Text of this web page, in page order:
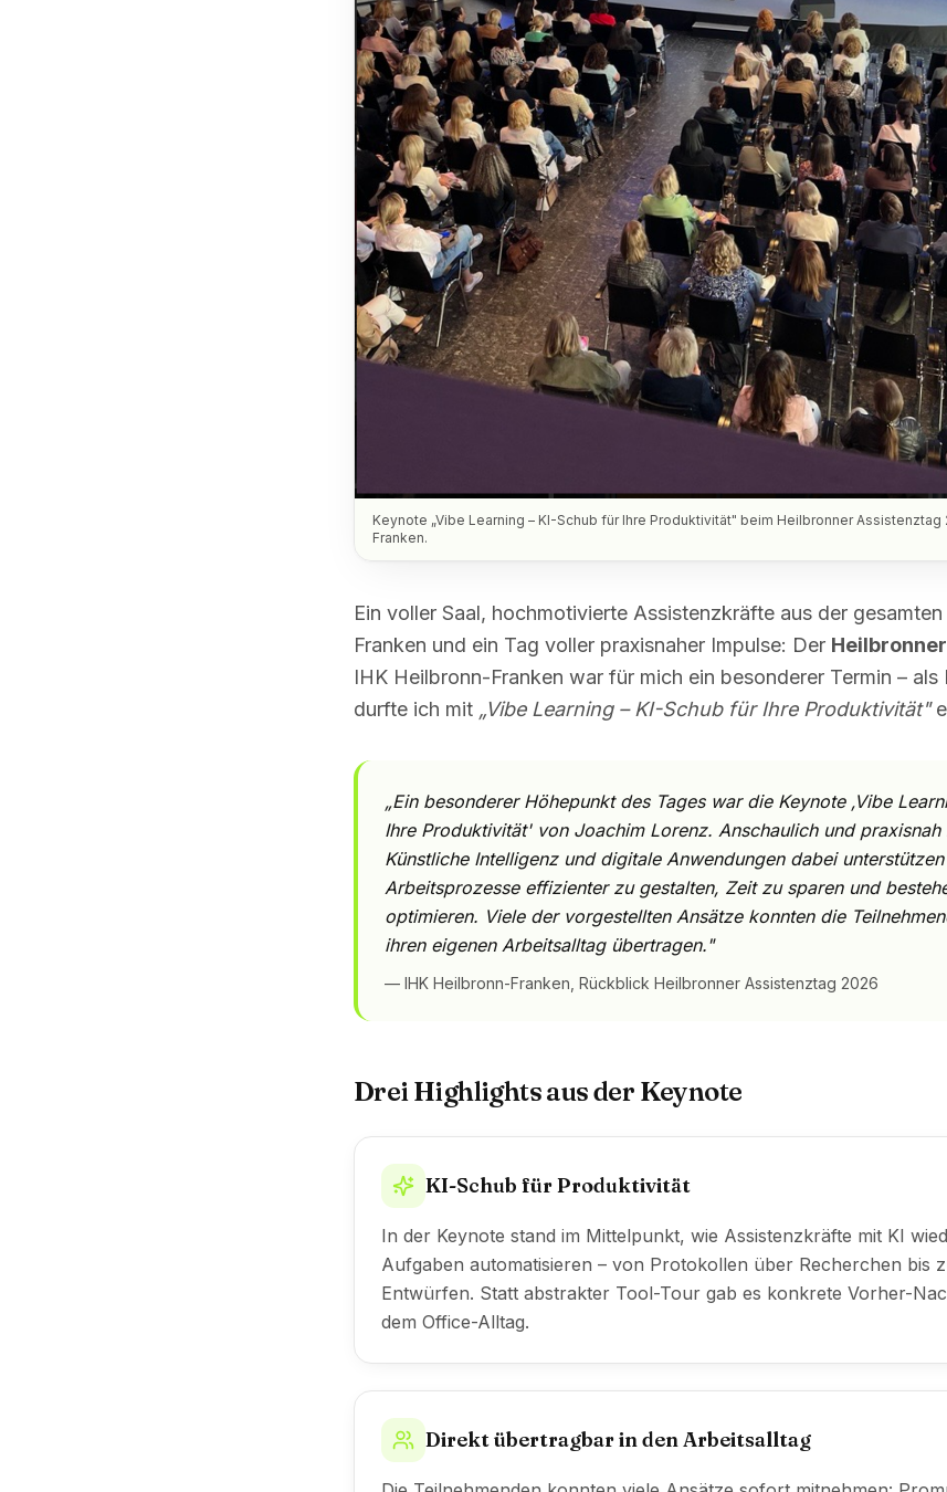
Keynote „Vibe Learning – KI-Schub für Ihre Produktivität" beim Heilbronner
Franken.
Ein voller Saal, hochmotivierte Assistenzkräfte aus der
Franken und ein Tag voller praxisnaher Impulse: Der
IHK Heilbronn-Franken war für mich ein besonderer Termin –
durfte ich mit „Vibe Learning – KI-Schub für Ihre Produktivität"
„Ein besonderer Höhepunkt des Tages war die Keynote ‚Vibe
Ihre Produktivität' von Joachim Lorenz. Anschaulich und
Künstliche Intelligenz und digitale Anwendungen dabei
Arbeitsprozesse effizienter zu gestalten, Zeit zu sparen und
optimieren. Viele der vorgestellten Ansätze konnten die
ihren eigenen Arbeitsalltag übertragen."
— IHK Heilbronn-Franken, Rückblick Heilbronner Assistenztag 2026
Drei Highlights aus der Keynote
KI-Schub für Produktivität
In der Keynote stand im Mittelpunkt, wie Assistenzkräfte mit KI
Aufgaben automatisieren – von Protokollen über Recherchen bis
Entwürfen. Statt abstrakter Tool-Tour gab es konkrete Vorher-
dem Office-Alltag.
Direkt übertragbar in den Arbeitsalltag